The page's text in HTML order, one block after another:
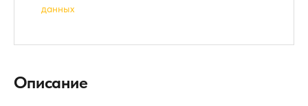
данных
Описание